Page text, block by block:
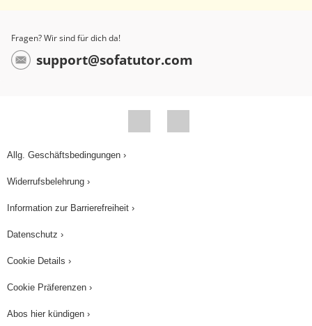
anderen Sonderedition noch mehr. Hier gibt es
beiden sind genau drei Sorten enthalten, aber
Pralinen. Wir wissen aber nicht genau, wie viele
diesmal? Nein, natürlich nicht. Dann können wir
die Anzahlen der Pralinen pro Sorte mit den
Pralinen enthalten. Schieben wir die Schachteln
wieder zusammen, haben wir 3 mal 'in Klammern'
Fragen? Wir sind für dich da!
support@sofatutor.com
Allg. Geschäftsbedingungen ›
Widerrufsbelehrung ›
Information zur Barrierefreiheit ›
Datenschutz ›
Cookie Details ›
Cookie Präferenzen ›
Abos hier kündigen ›